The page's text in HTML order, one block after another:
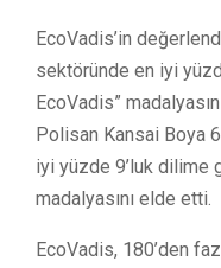
EcoVadis’in
sektöründe en iyi
EcoVadis”
Polisan Kansai Boya
iyi yüzde 9’luk dilime
madalyasını elde etti.
EcoVadis, 180’den